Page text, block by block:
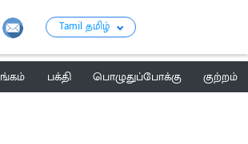
Tamil தமிழ்
பக்தி பொழுதுப்போக்கு
குற்றம்